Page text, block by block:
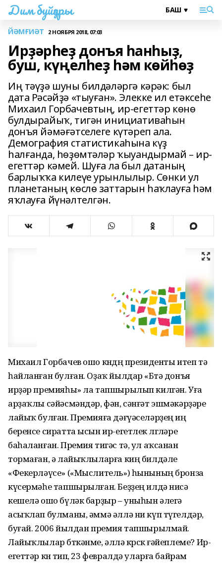
Дим буйҙары
ЙӘМҒИӘТ 2 НОЯБРЯ 2018, 07:03
Ирҙәрһеҙ донъя һанһыҙ,
буш, күңелһеҙ һәм көйһөҙ
Иң тәүҙә шуны билдәләргә кәрәк: был
дата Рәсәйҙә «тыуған». Элекке ил етәксеһе
Михаил Горбачевтың, ир-егеттәр көнө
булдырайыҡ, тигән инициативаһын
донъя йәмәғәтселеге күтәреп ала.
Демография статис­тикаһына күҙ
һалғанда, һөҙөмтәләр ҡыуандырмай – ир-
егеттәр кәмей. Шуға ла был датаның
барлыҡҡа килеүе урынлылыр. Сөнки ул
планетаның көслө заттарын һаҡлауға һәм
яҡлауға йүнәлтелгән.
Михаил Горбачев ошо көндөң президенты итеп тә
һайланған булған. Оҙаҡ йылдар «Бөтә донъя
ирҙәр премияһы» ла тапшырылып килгән. Уға
арҙаҡлы сәйәсмәндәр, фән, сәнғәт эшмәкәрҙәре
лайыҡ булған. Премияға дәғүәселәрҙең иң
беренсе сиратта ысын ир-егетлек өлгөләре
баһаланған. Премия тигәс тә, ул аҡсанан
тормаған, ә лайыҡлыларға киң билдәле
«Фекерләүсе» («Мыслитель») һынының бронза
күсермәһе тапшырылған. Беҙҙең илдә нисә
кешелә ошо бүләк барҙыр – уныһын әлегә
асыҡлап булманы, әммә әллә ни күп түгелдәр,
буғай. 2006 йылдан премия тапшырылмай.
Лайыҡлылар бөткәнме, әллә көрсөк ғәйеплеме? Ир-
егеттәр көнө тип, 23 февралдә уларға байрам